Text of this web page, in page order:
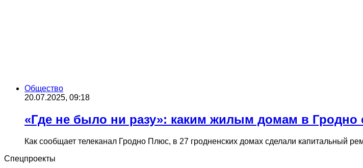
Общество
20.07.2025, 09:18
«Где не было ни разу»: каким жилым домам в Гродно
Как сообщает телеканал Гродно Плюс, в 27 гродненских домах сделали капитальный
Спецпроекты